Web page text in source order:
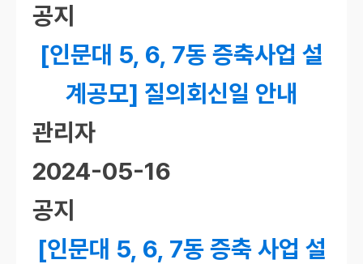
공지
[인문대 5, 6, 7동 증축사업 설
계공모] 질의회신일 안내
관리자
2024-05-16
공지
[인문대 5, 6, 7동 증축 사업 설